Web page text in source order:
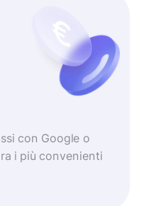
con Google o
i più convenienti